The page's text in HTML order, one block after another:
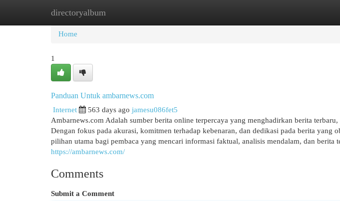
directoryalbum
Home New Site Listings
Home
1
Panduan Untuk ambarnews.com
Internet 563 days ago jamesu086fet5
Ambarnews.com Adalah sumber berita online terpercaya yang menghadirkan berita
Dengan fokus pada akurasi, komitmen terhadap kebenaran, dan dedikasi pada berita yang
pilihan utama bagi pembaca yang mencari informasi faktual, analisis mendalam, dan
https://ambarnews.com/
Comments
Submit a Comment